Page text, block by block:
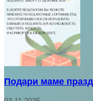
Подари маме